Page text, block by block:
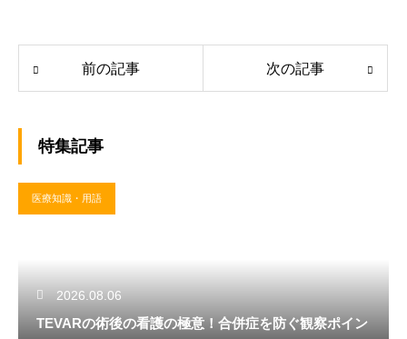
前の記事 次の記事
特集記事
医療知識・用語
2026.08.06
TEVARの術後の看護の極意！合併症を防ぐ観察ポイン